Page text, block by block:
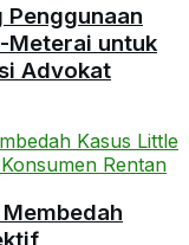
Penggunaan
Meterai untuk
Advokat